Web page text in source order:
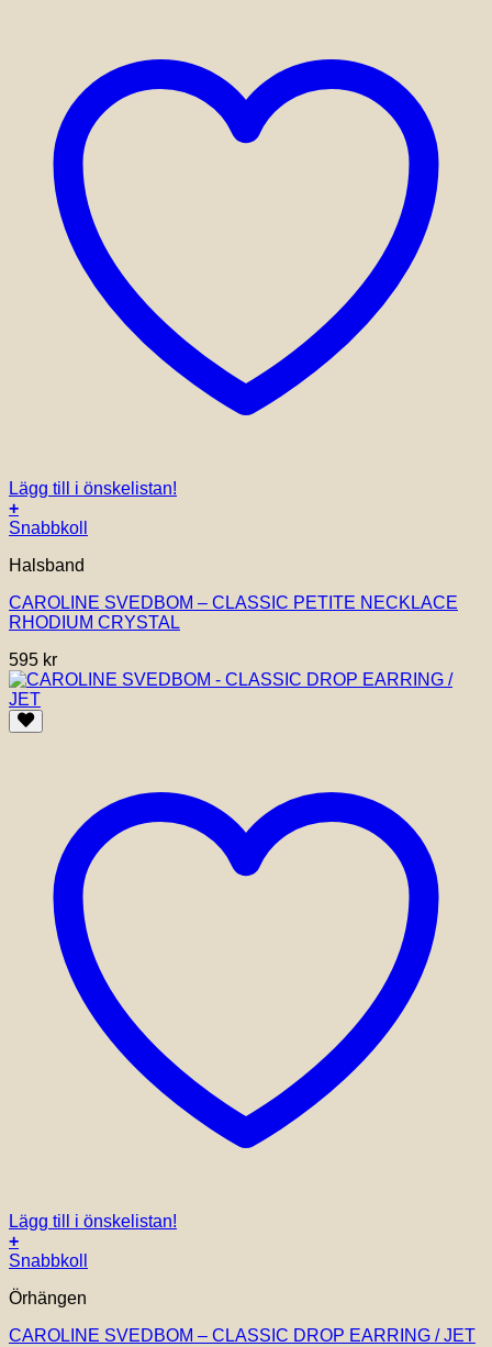
Lägg till i önskelistan!
+
Snabbkoll
Halsband
CAROLINE SVEDBOM – CLASSIC PETITE NECKLACE
RHODIUM CRYSTAL
595 kr
Lägg till i önskelistan!
+
Snabbkoll
Örhängen
CAROLINE SVEDBOM – CLASSIC DROP EARRING / JET